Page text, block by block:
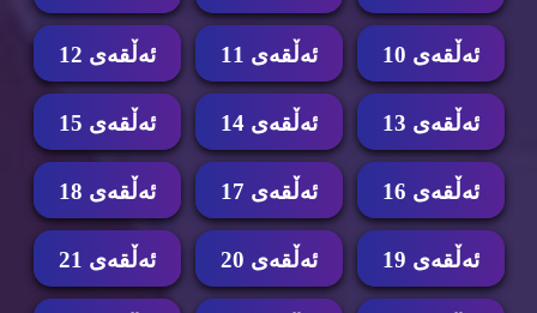
ئه‌ڵقه‌ی 10 ئه‌ڵقه‌ی 11 ئه‌ڵقه‌ی 12
ئه‌ڵقه‌ی 13 ئه‌ڵقه‌ی 14 ئه‌ڵقه‌ی 15
ئه‌ڵقه‌ی 16 ئه‌ڵقه‌ی 17 ئه‌ڵقه‌ی 18
ئه‌ڵقه‌ی 19 ئه‌ڵقه‌ی 20 ئه‌ڵقه‌ی 21